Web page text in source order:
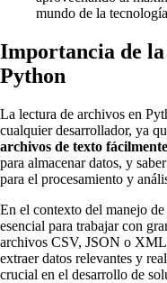
mundo de la
Importancia de
Python
La lectura de archivos en
cualquier desarrollador, ya
archivos de texto fácilmente
para almacenar datos, y
para el procesamiento y
En el contexto del manejo
esencial para trabajar con
archivos CSV, JSON o
extraer datos relevantes y
crucial en el desarrollo de